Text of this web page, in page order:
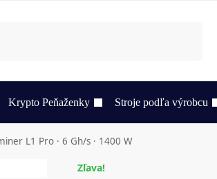
Krypto Peňaženky Stroje podľa výrobcu
L1 Pro · 6 Gh/s · 1400 W
Zľava!